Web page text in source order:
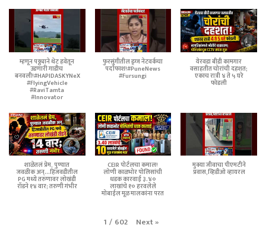
म्हणून पठ्ठ्याने थेट हवेतून
उडणारी गाडीच
बनवली!#HAPIDASKYNeX
#FlyingVehicle
#RaviTamta
#Innovator
फुरसुंगीतील ड्रग्ज नेटवर्कचा
पर्दाफाश!#PuneNews
#Fursungi
येरवडा बीडी कामगार
वसाहतीत चोरांची दहशत;
एकाच रात्री ४ ते ५ घरे
फोडली
शाळेतलं प्रेम, पुण्यात
जवळीक अन्...हिंजवडीतील
PG मध्ये तरुणावर लोखंडी
रॉडने १४ वार; तरुणी गंभीर
CEIR पोर्टलचा कमाल!
लोणी काळभोर पोलिसांची
धडक कारवाई ३.४०
लाखांचे १० हरवलेले
मोबाईल मूळ मालकांना परत
मुक्या जीवाचा पीएमटीने
प्रवास,व्हिडीओ व्हायरल
1 / 602 Next»